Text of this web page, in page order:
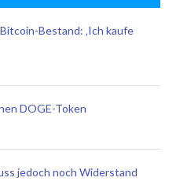
Bestand: ‚Ich kaufe
DOGE-Token
jedoch noch Widerstand